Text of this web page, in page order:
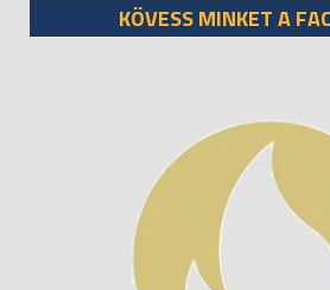
KÖVESS MINKET A